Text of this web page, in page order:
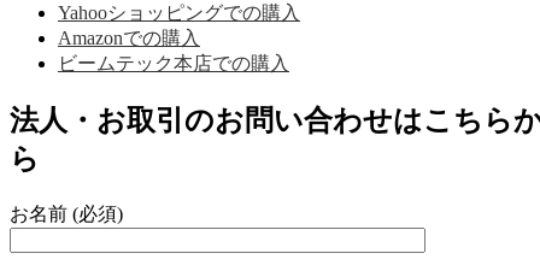
Yahooショッピングでの購入
Amazonでの購入
ビームテック本店での購入
法人・お取引のお問い合わせはこちら
ら
お名前 (必須)